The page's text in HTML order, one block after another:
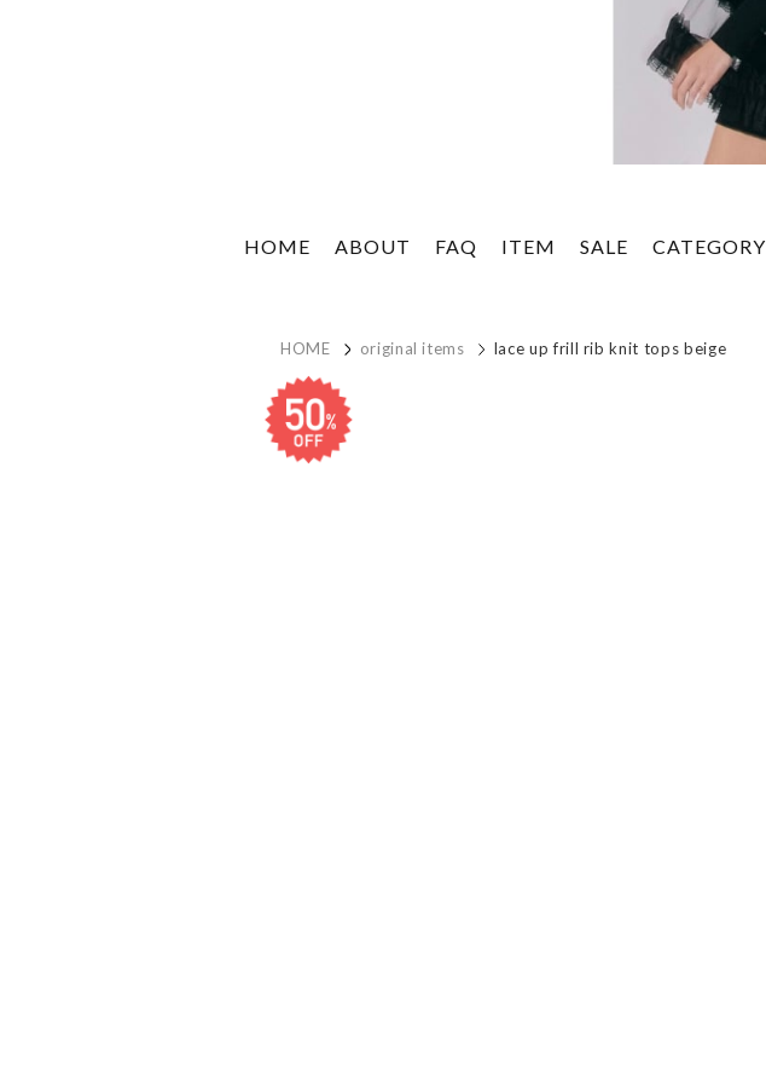
HOME ABOUT FAQ ITEM SALE CATEGORY
HOME original items lace up frill rib knit tops beige
sale